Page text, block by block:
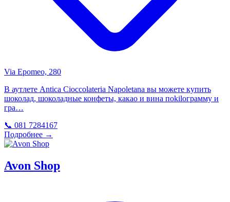
Via Epomeo, 280
В аутлете Antica Cioccolateria Napoletana вы можете купить
шоколад, шоколадные конфеты, какао и вина поkilограмму и
гра…
📞 081 7284167
Подробнее →
Avon Shop